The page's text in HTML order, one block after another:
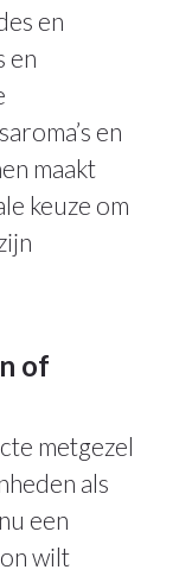
en
en
en
maakt
keuze om
of
metgezel
als
een
wilt